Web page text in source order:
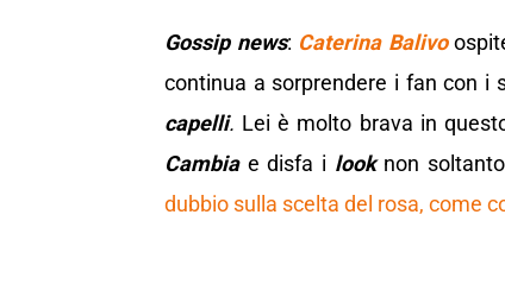
Gossip news: Caterina Balivo
continua a sorprendere i fan con i
capelli. Lei è molto brava in
Cambiae disfa i looknon
dubbio sulla scelta del rosa, come